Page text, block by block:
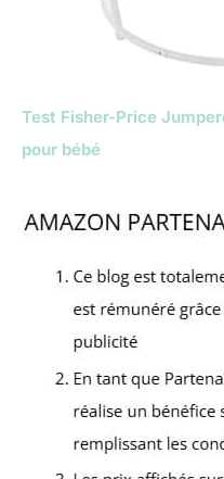
Test Fisher-Price
pour bébé